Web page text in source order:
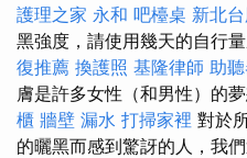
護理之家 永和 吧檯桌 新北
黑強度，請使用幾天的自行量
復推薦 換護照 基隆律師 助
膚是許多女性（和男性）的夢
櫃 牆壁 漏水 打掃家裡 對於
的曬黑而感到驚訝的人，我